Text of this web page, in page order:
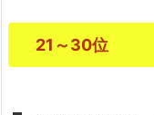
21～30位